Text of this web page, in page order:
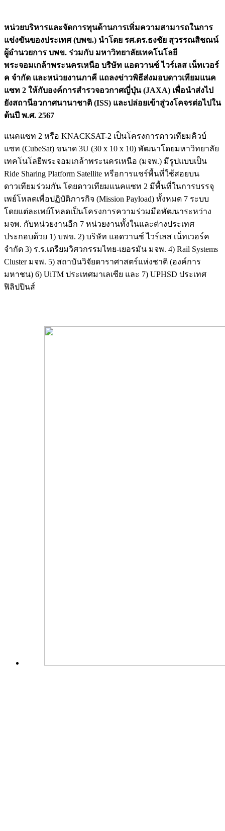
หน่วยบริหารและจัดการทุนด้านการเพิ่มความสามารถในการ
แข่งขันของประเทศ (บพข.) นำโดย รศ.ดร.ธงชัย สุวรรณสิชณน์
ผู้อำนวยการ บพข. ร่วมกับ มหาวิทยาลัยเทคโนโลยี
พระจอมเกล้าพระนครเหนือ บริษัท แอดวานซ์ ไวร์เลส เน็ทเวอร์
ค จำกัด และหน่วยงานภาคี แถลงข่าวพิธีส่งมอบดาวเทียมแนค
แซท 2 ให้กับองค์การสำรวจอวกาศญี่ปุ่น (JAXA) เพื่อนำส่งไป
ยังสถานีอวกาศนานาชาติ (ISS) และปล่อยเข้าสู่วงโคจรต่อไปใน
ต้นปี พ.ศ. 2567
แนคแซท 2 หรือ KNACKSAT-2 เป็นโครงการดาวเทียมคิวบ์
แซท (CubeSat) ขนาด 3U (30 x 10 x 10) พัฒนาโดยมหาวิทยาลัย
เทคโนโลยีพระจอมเกล้าพระนครเหนือ (มจพ.) มีรูปแบบเป็น
Ride Sharing Platform Satellite หรือการแชร์พื้นที่ใช้สอยบน
ดาวเทียมร่วมกัน โดยดาวเทียมแนคแซท 2 มีพื้นที่ในการบรรจุ
เพย์โหลดเพื่อปฏิบัติภารกิจ (Mission Payload) ทั้งหมด 7 ระบบ
โดยแต่ละเพย์โหลดเป็นโครงการความร่วมมือพัฒนาระหว่าง
มจพ. กับหน่วยงานอีก 7 หน่วยงานทั้งในและต่างประเทศ
ประกอบด้วย 1) บพข. 2) บริษัท แอดวานซ์ ไวร์เลส เน็ทเวอร์ค
จำกัด 3) ร.ร.เตรียมวิศวกรรมไทย-เยอรมัน มจพ. 4) Rail Systems
Cluster มจพ. 5) สถาบันวิจัยดาราศาสตร์แห่งชาติ (องค์การ
มหาชน) 6) UiTM ประเทศมาเลเซีย และ 7) UPHSD ประเทศ
ฟิลิปปินส์